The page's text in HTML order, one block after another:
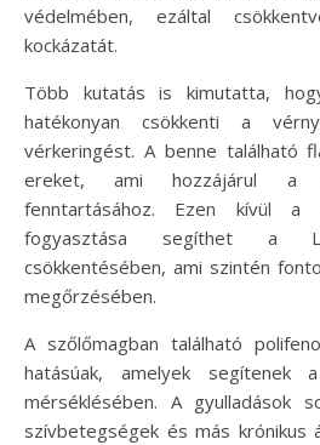
védelmében, ezáltal
kockázatát.
Több kutatás is kimutatta,
hatékonyan csökkenti a
vérkeringést. A benne található
ereket, ami hozzájárul a
fenntartásához. Ezen kívül a
fogyasztása segíthet a
csökkentésében, ami szintén
megőrzésében.
A szőlőmagban található
hatásúak, amelyek segítenek
mérséklésében. A gyulladások
szívbetegségek és más krónikus